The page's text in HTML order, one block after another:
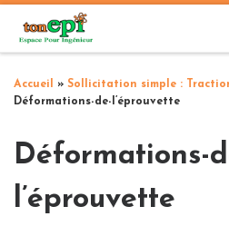
Passer au contenu
Accueil » Sollicitation simple :
Déformations-de-l’éprouvette
Déformations-
l’éprouvette